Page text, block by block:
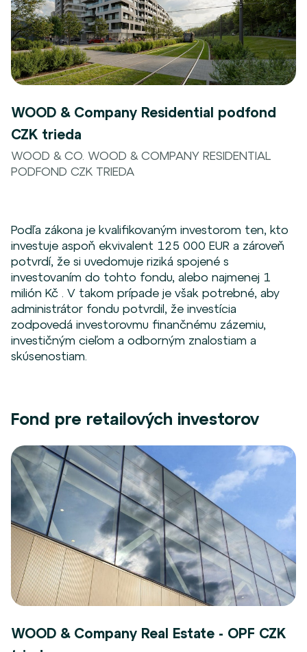
WOOD & Company Residential podfond
CZK trieda
WOOD & CO. WOOD & COMPANY RESIDENTIAL
PODFOND CZK TRIEDA
Podľa zákona je kvalifikovaným investorom ten, kto
investuje aspoň ekvivalent 125 000 EUR a zároveň
potvrdí, že si uvedomuje riziká spojené s
investovaním do tohto fondu, alebo najmenej 1
milión Kč . V takom prípade je však potrebné, aby
administrátor fondu potvrdil, že investícia
zodpovedá investorovmu finančnému zázemiu,
investičným cieľom a odborným znalostiam a
skúsenostiam.
Fond pre retailových investorov
WOOD & Company Real Estate - OPF CZK